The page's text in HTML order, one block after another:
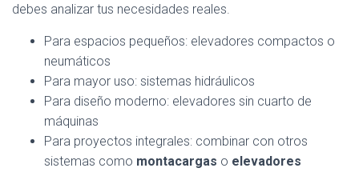
debes analizar tus necesidades reales.
Para espacios pequeños: elevadores compactos o
neumáticos
Para mayor uso: sistemas hidráulicos
Para diseño moderno: elevadores sin cuarto de
máquinas
Para proyectos integrales: combinar con otros
sistemas como montacargas o elevadores